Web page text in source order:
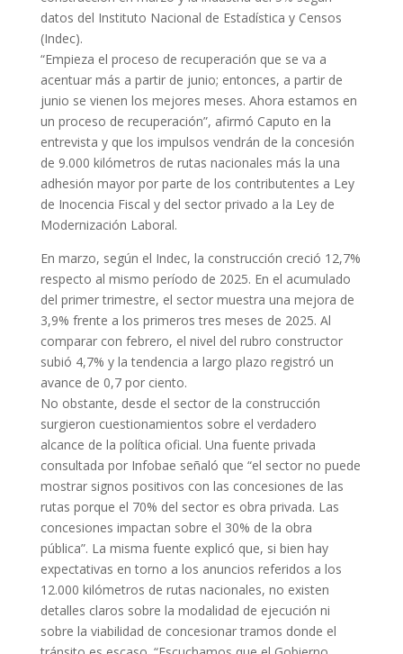
datos del Instituto Nacional de Estadística y Censos
(Indec).
“Empieza el proceso de recuperación que se va a
acentuar más a partir de junio; entonces, a partir de
junio se vienen los mejores meses. Ahora estamos en
un proceso de recuperación”, afirmó Caputo en la
entrevista y que los impulsos vendrán de la concesión
de 9.000 kilómetros de rutas nacionales más la una
adhesión mayor por parte de los contributentes a Ley
de Inocencia Fiscal y del sector privado a la Ley de
Modernización Laboral.
En marzo, según el Indec, la construcción creció 12,7%
respecto al mismo período de 2025. En el acumulado
del primer trimestre, el sector muestra una mejora de
3,9% frente a los primeros tres meses de 2025. Al
comparar con febrero, el nivel del rubro constructor
subió 4,7% y la tendencia a largo plazo registró un
avance de 0,7 por ciento.
No obstante, desde el sector de la construcción
surgieron cuestionamientos sobre el verdadero
alcance de la política oficial. Una fuente privada
consultada por Infobae señaló que “el sector no puede
mostrar signos positivos con las concesiones de las
rutas porque el 70% del sector es obra privada. Las
concesiones impactan sobre el 30% de la obra
pública”. La misma fuente explicó que, si bien hay
expectativas en torno a los anuncios referidos a los
12.000 kilómetros de rutas nacionales, no existen
detalles claros sobre la modalidad de ejecución ni
sobre la viabilidad de concesionar tramos donde el